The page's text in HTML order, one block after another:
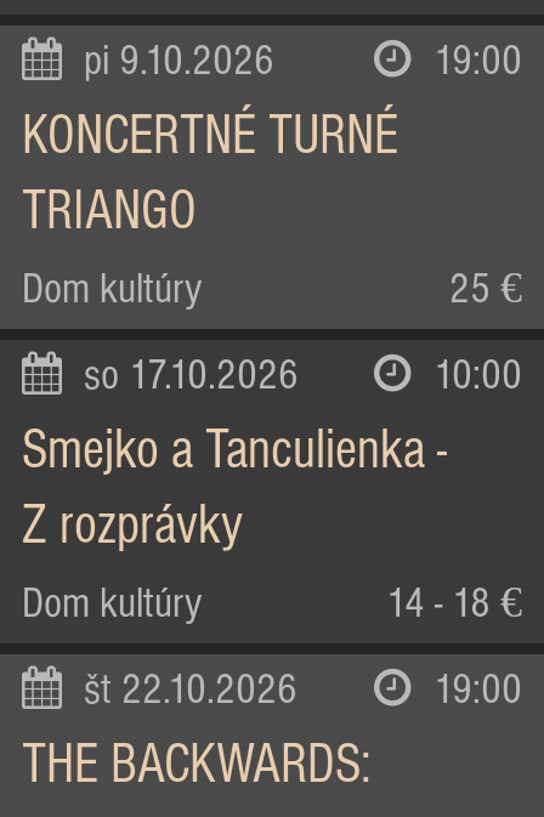
pi 9.10.2026 19:00
KONCERTNÉ TURNÉ
TRIANGO
Dom kultúry 25 €
so 17.10.2026 10:00
Smejko a Tanculienka -
Z rozprávky
Dom kultúry 14 - 18 €
št 22.10.2026 19:00
THE BACKWARDS: